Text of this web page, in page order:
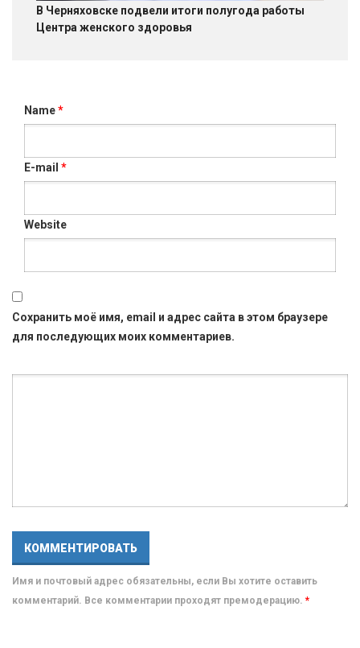
В Черняховске подвели итоги полугода работы
Центра женского здоровья
Name*
E-mail *
Website
Сохранить моё имя, email и адрес сайта в этом браузере
для последующих моих комментариев.
Имя и почтовый адрес обязательны, если Вы хотите оставить
комментарий. Все комментарии проходят премодерацию. *